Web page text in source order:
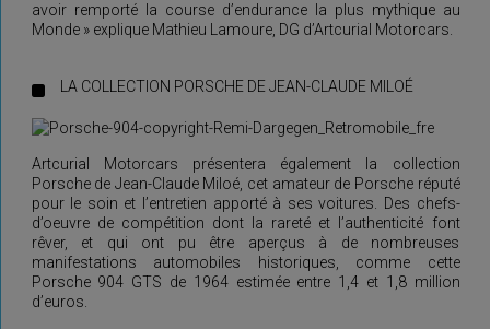
avoir remporté la course d’endurance la plus mythique au
Monde » explique Mathieu Lamoure, DG d’Artcurial Motorcars.
LA COLLECTION PORSCHE DE JEAN-CLAUDE MILOÉ
Artcurial Motorcars présentera également la collection
Porsche de Jean-Claude Miloé, cet amateur de Porsche réputé
pour le soin et l’entretien apporté à ses voitures. Des chefs-
d’oeuvre de compétition dont la rareté et l’authenticité font
rêver, et qui ont pu être aperçus à de nombreuses
manifestations automobiles historiques, comme cette
Porsche 904 GTS de 1964 estimée entre 1,4 et 1,8 million
d’euros.